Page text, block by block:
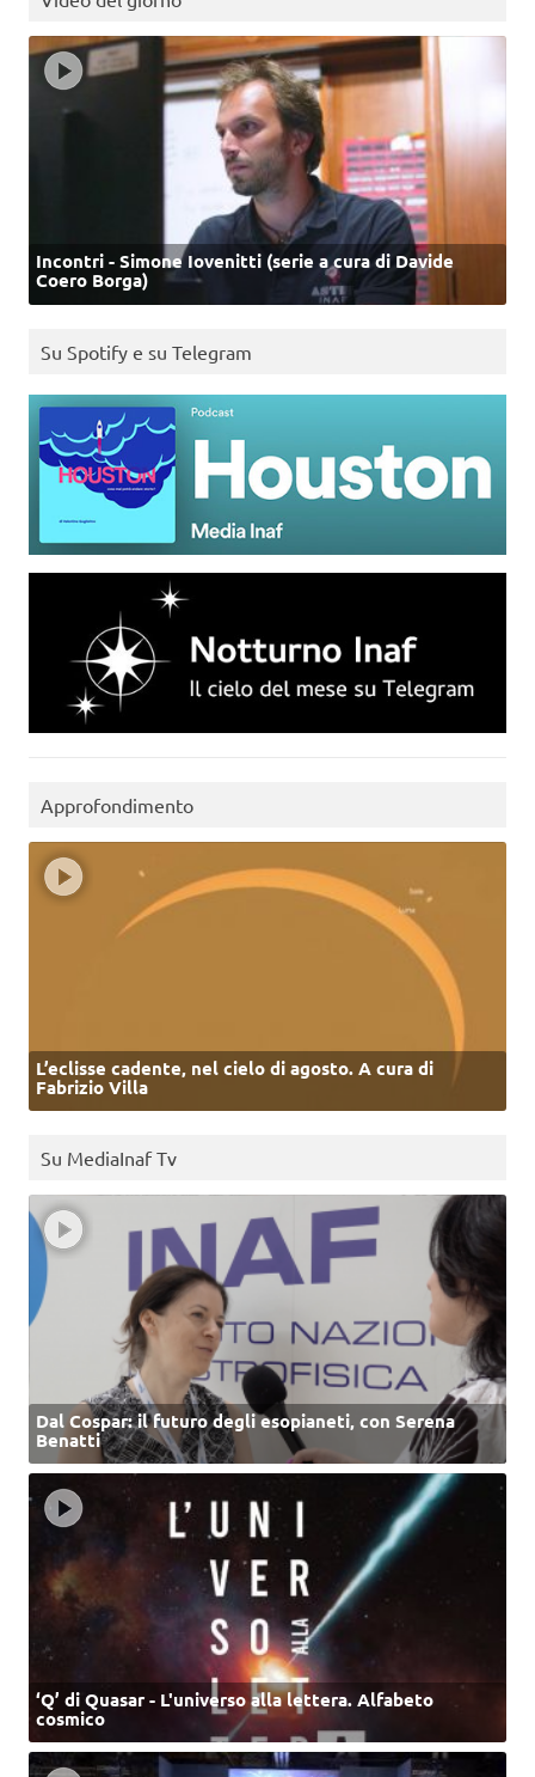
Incontri - Simone Iovenitti (serie a cura di Davide
Coero Borga)
Su Spotify e su Telegram
Approfondimento
L’eclisse cadente, nel cielo di agosto. A cura di
Fabrizio Villa
Su MediaInaf Tv
Dal Cospar: il futuro degli esopianeti, con Serena
Benatti
‘Q’ di Quasar - L'universo alla lettera. Alfabeto
cosmico